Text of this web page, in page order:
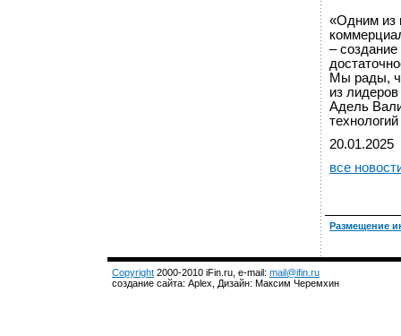
«Одним из
–
Мы рады,
из
Адель
20.01.2025
все
Размещение
Copyright 2000-2010 iFin.ru, e-mail: mail@ifin.ru
создание сайта: Aplex, Дизайн: Максим Черемхин